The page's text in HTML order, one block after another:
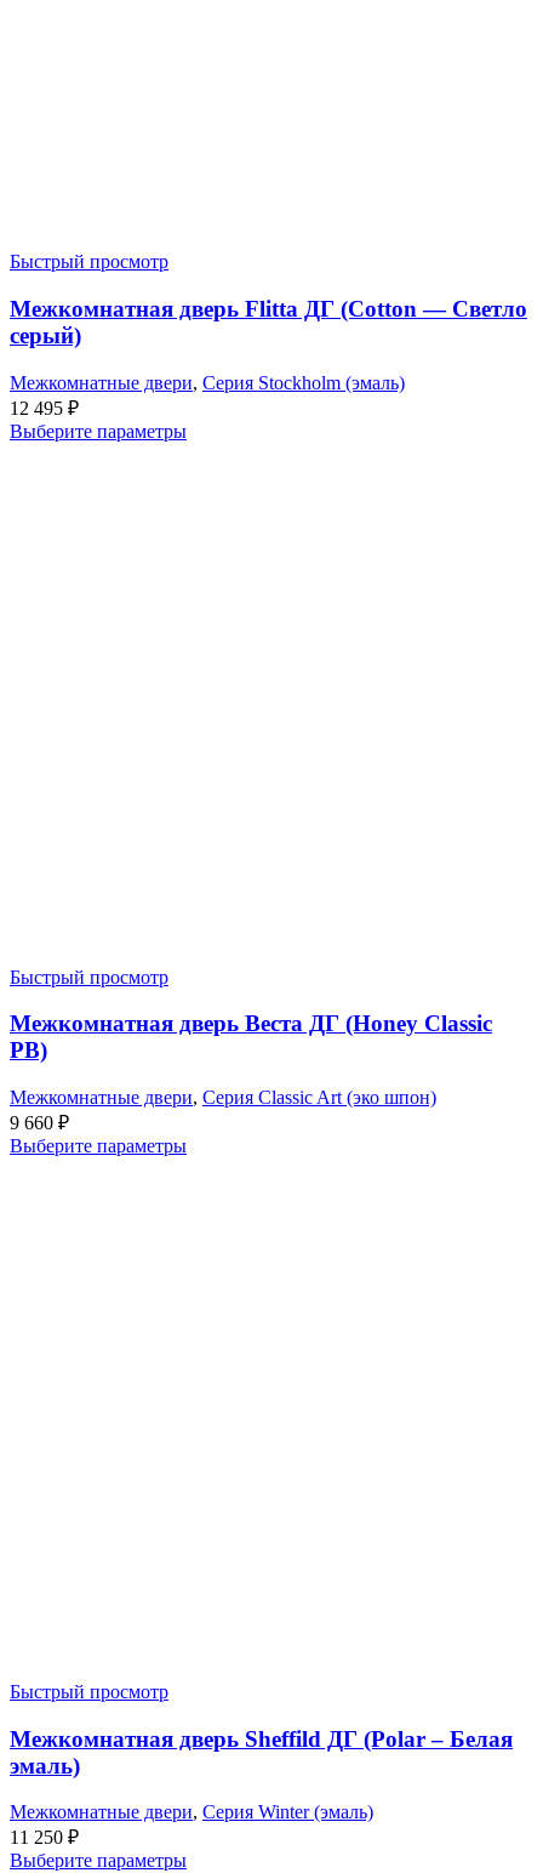
Быстрый просмотр
Межкомнатная дверь Flitta ДГ (Cotton — Светло
серый)
Межкомнатные двери, Серия Stockholm (эмаль)
12 495 ₽
Выберите параметры
Быстрый просмотр
Межкомнатная дверь Веста ДГ (Honey Classic
PB)
Межкомнатные двери, Серия Classic Art (эко шпон)
9 660 ₽
Выберите параметры
Быстрый просмотр
Межкомнатная дверь Sheffild ДГ (Polar – Белая
эмаль)
Межкомнатные двери, Серия Winter (эмаль)
11 250 ₽
Выберите параметры